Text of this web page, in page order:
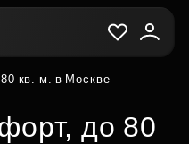
кв. м. в Москве
до 80